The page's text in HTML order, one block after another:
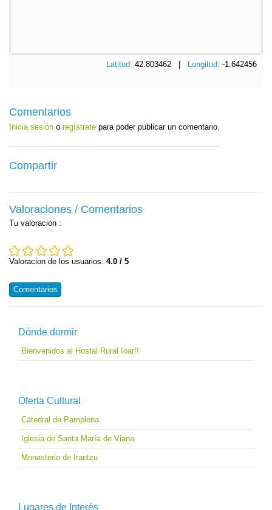
Latitud: 42.803462 | Longitud: -1.642456
Comentarios
Inicia sesión o regístrate para poder publicar un comentario.
Compartir
Valoraciones / Comentarios
Tu valoración :
Valoracion de los usuarios: 4.0 / 5
Comentarios
Dónde dormir
Bienvenidos al Hostal Rural Ioar!!
Oferta Cultural
Catedral de Pamplona
Iglesia de Santa María de Viana
Monasterio de Irantzu
Lugares de Interés